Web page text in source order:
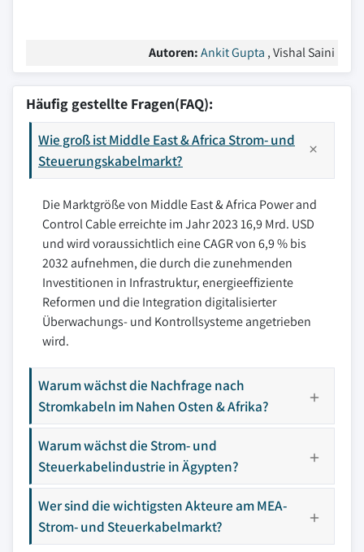
Autoren:Ankit Gupta , Vishal Saini
Häufig gestellte Fragen(FAQ):
Wie groß ist Middle East & Africa Strom- und
Steuerungskabelmarkt?
Die Marktgröße von Middle East & Africa Power and
Control Cable erreichte im Jahr 2023 16,9 Mrd. USD
und wird voraussichtlich eine CAGR von 6,9 % bis
2032 aufnehmen, die durch die zunehmenden
Investitionen in Infrastruktur, energieeffiziente
Reformen und die Integration digitalisierter
Überwachungs- und Kontrollsysteme angetrieben
wird.
Warum wächst die Nachfrage nach
Stromkabeln im Nahen Osten & Afrika?
Warum wächst die Strom- und
Steuerkabelindustrie in Ägypten?
Wer sind die wichtigsten Akteure am MEA-
Strom- und Steuerkabelmarkt?